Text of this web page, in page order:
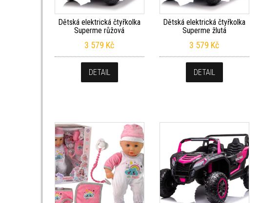
Dětská elektrická čtyřkolka
Superme růžová
3 579 Kč
DETAIL
Dětská elektrická čtyřkolka
Superme žlutá
3 579 Kč
DETAIL